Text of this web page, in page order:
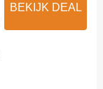
BEKIJK DEAL